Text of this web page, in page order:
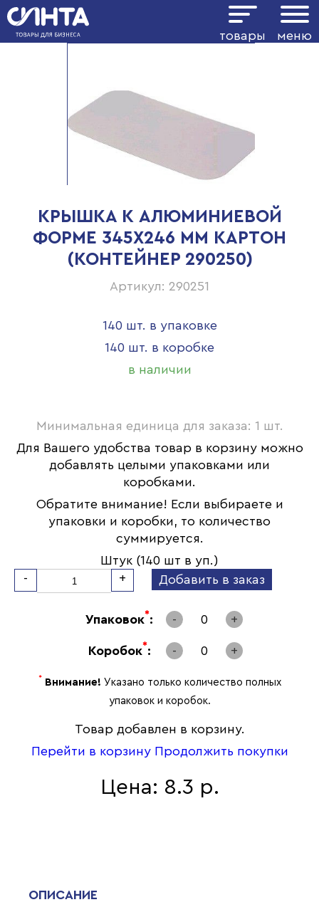
товары меню
КРЫШКА К АЛЮМИНИЕВОЙ
ФОРМЕ 345Х246 ММ КАРТОН
(КОНТЕЙНЕР 290250)
Артикул: 290251
140 шт. в упаковке
140 шт. в коробке
в наличии
Минимальная единица для заказа: 1 шт.
Для Вашего удобства товар в корзину можно
добавлять целыми упаковками или
коробками.
Обратите внимание! Если выбираете и
упаковки и коробки, то количество
суммируется.
Штук (140 шт в уп.)
-
+ Добавить в заказ
Упаковок*: - 0 +
Коробок*: - 0 +
* Внимание! Указано только количество полных
упаковок и коробок.
Товар добавлен в корзину.
Перейти в корзину Продолжить покупки
Цена: 8.3 р.
ОПИСАНИЕ